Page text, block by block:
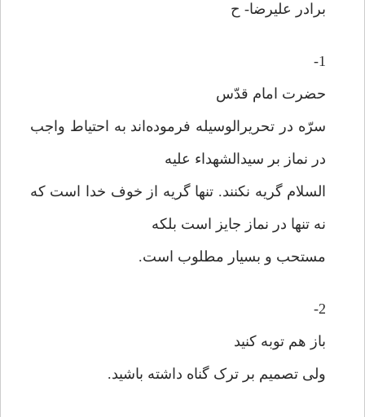
برادر علیرضا- ح
1-
حضرت امام قدّس
سرّه در تحریرالوسیله فرموده‌اند به احتیاط واجب
در نماز بر سیدالشهداء علیه
السلام گریه نکنند. تنها گریه از خوف خدا است که
نه تنها در نماز جایز است بلکه
مستحب و بسیار مطلوب است.
2-
باز هم توبه کنید
ولی تصمیم بر ترک گناه داشته باشید.